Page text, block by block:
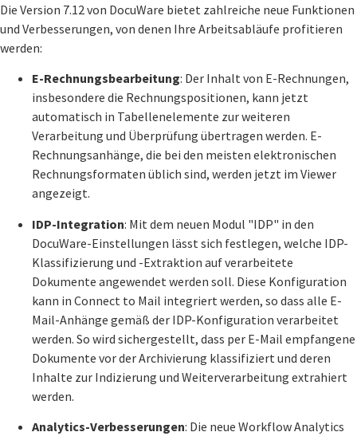
Die Version 7.12 von DocuWare bietet zahlreiche neue Funktionen
und Verbesserungen, von denen Ihre Arbeitsabläufe profitieren
werden:
E-Rechnungsbearbeitung: Der Inhalt von E-Rechnungen,
insbesondere die Rechnungspositionen, kann jetzt
automatisch in Tabellenelemente zur weiteren
Verarbeitung und Überprüfung übertragen werden. E-
Rechnungsanhänge, die bei den meisten elektronischen
Rechnungsformaten üblich sind, werden jetzt im Viewer
angezeigt.
IDP-Integration: Mit dem neuen Modul "IDP" in den
DocuWare-Einstellungen lässt sich festlegen, welche IDP-
Klassifizierung und -Extraktion auf verarbeitete
Dokumente angewendet werden soll. Diese Konfiguration
kann in Connect to Mail integriert werden, so dass alle E-
Mail-Anhänge gemäß der IDP-Konfiguration verarbeitet
werden. So wird sichergestellt, dass per E-Mail empfangene
Dokumente vor der Archivierung klassifiziert und deren
Inhalte zur Indizierung und Weiterverarbeitung extrahiert
werden.
Analytics-Verbesserungen: Die neue Workflow Analytics